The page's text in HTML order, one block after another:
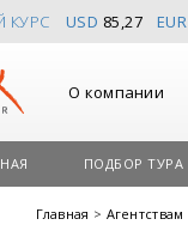
КУРС USD 85,27 EUR
О компании
ПОДБОР ТУРА
Главная > Агентствам